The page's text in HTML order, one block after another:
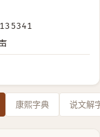
康熙字典 说文解